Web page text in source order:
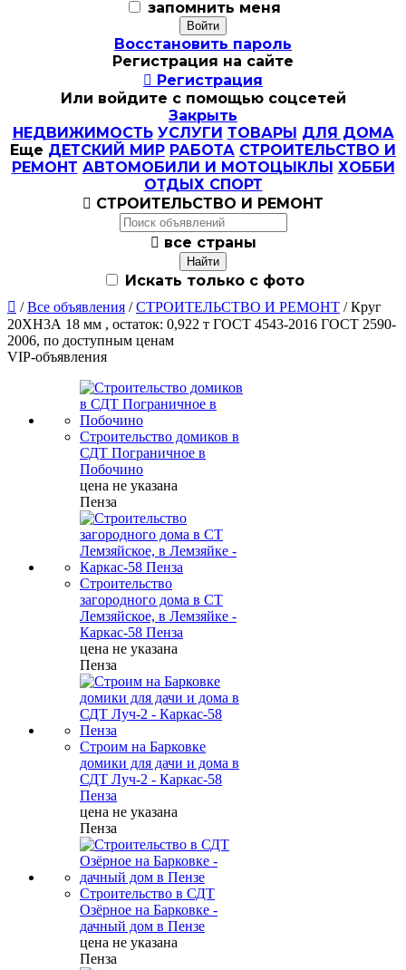
запомнить меня
Восстановить пароль
Регистрация на сайте
 Регистрация
Или войдите с помощью соцсетей
Закрыть
НЕДВИЖИМОСТЬ УСЛУГИ ТОВАРЫ ДЛЯ ДОМА
Еще ДЕТСКИЙ МИР РАБОТА СТРОИТЕЛЬСТВО И
РЕМОНТ АВТОМОБИЛИ И МОТОЦЫКЛЫ ХОББИ
ОТДЫХ СПОРТ
 СТРОИТЕЛЬСТВО И РЕМОНТ
 все страны
Искать только с фото
 /Все объявления /СТРОИТЕЛЬСТВО И РЕМОНТ / Круг
20ХН3А 18 мм , остаток: 0,922 т ГОСТ 4543-2016 ГОСТ 2590-
2006, по доступным ценам
VIP-объявления
Строительство домиков в
СДТ Пограничное в
Побочино
цена не указана
Пенза
Строительство
загородного дома в СТ
Лемзяйское, в Лемзяйке -
Каркас-58 Пенза
цена не указана
Пенза
Строим на Барковке
домики для дачи и дома в
СДТ Луч-2 - Каркас-58
Пенза
цена не указана
Пенза
Строительство в СДТ
Озёрное на Барковке -
дачный дом в Пензе
цена не указана
Пенза